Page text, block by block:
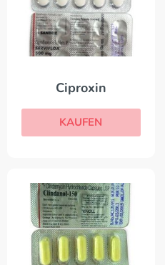
Ciproxin
KAUFEN